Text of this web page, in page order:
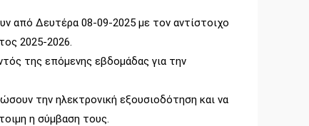
από Δευτέρα 08-09-2025 με τον αντίστοιχο
2025-2026.
της επόμενης εβδομάδας για την
την ηλεκτρονική εξουσιοδότηση και να
η σύμβαση τους.